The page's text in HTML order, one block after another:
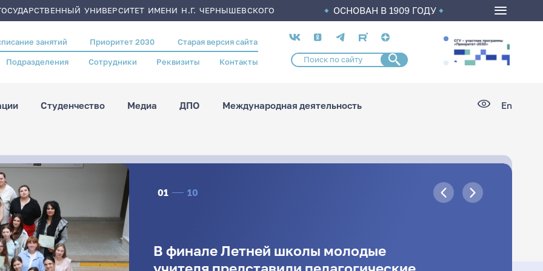
УНИВЕРСИТЕТ ИМЕНИ Н.Г. ЧЕРНЫШЕВСКОГО ОСНОВАН В 1909 ГОДУ
занятий Приоритет 2030 Старая версия сайта
Подразделения Сотрудники Реквизиты Контакты
Социальные
сети
Студенчество Медиа ДПО Международная деятельность En
01 10
В финале Летней школы молодые